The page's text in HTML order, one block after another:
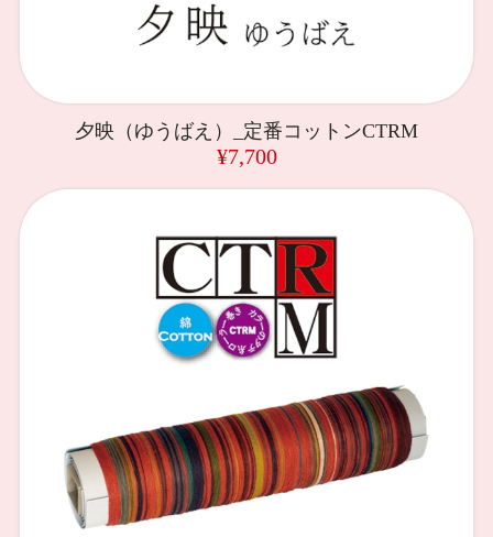
夕映（ゆうばえ）_定番コットンCTRM
¥7,700